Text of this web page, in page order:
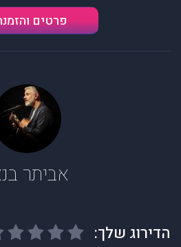
פרטים
אביתר